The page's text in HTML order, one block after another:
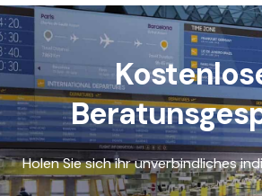
Holen Sie sich ihr unverbindliches